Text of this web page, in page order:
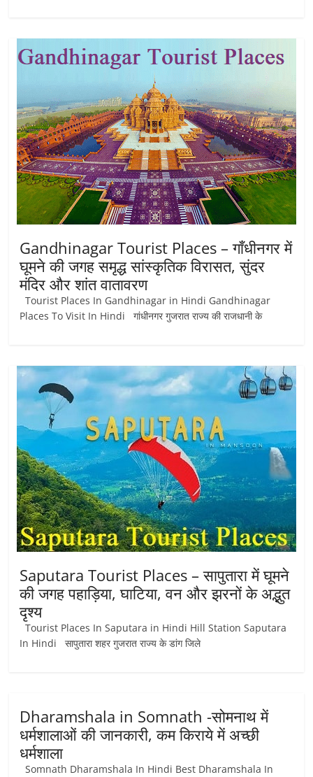
Gandhinagar Tourist Places – गाँधीनगर में
घूमने की जगह समृद्ध सांस्कृतिक विरासत, सुंदर
मंदिर और शांत वातावरण
Tourist Places In Gandhinagar in Hindi Gandhinagar
Places To Visit In Hindi गांधीनगर गुजरात राज्य की राजधानी के
Saputara Tourist Places – सापुतारा में घूमने
की जगह पहाड़िया, घाटिया, वन और झरनों के अद्भुत
दृश्य
Tourist Places In Saputara in Hindi Hill Station Saputara
In Hindi सापुतारा शहर गुजरात राज्य के डांग जिले
Dharamshala in Somnath -सोमनाथ में
धर्मशालाओं की जानकारी, कम किराये में अच्छी
धर्मशाला
Somnath Dharamshala In Hindi Best Dharamshala In